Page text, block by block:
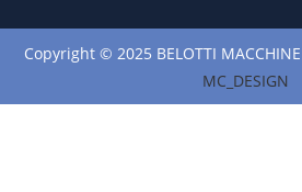
Copyright © 2025 BELOTTI
MC_DESIGN